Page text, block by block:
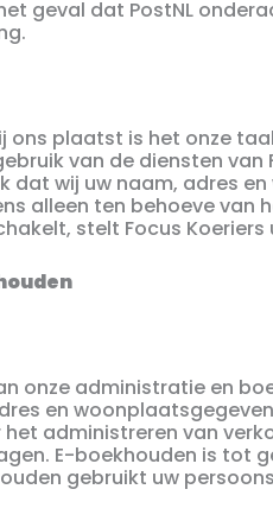
geval dat PostNL
ons plaatst is het onze
van de diensten van
dat wij uw naam, adres
alleen ten behoeve van
stelt Focus
onze administratie en
en
administreren van
E-boekhouden is tot
gebruikt uw